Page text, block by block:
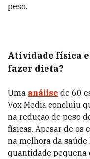
peso.
Atividade física
fazer dieta?
Uma análise de 60
Vox Media concluiu
na redução de peso
físicas. Apesar de os
na melhora da
quantidade pequena